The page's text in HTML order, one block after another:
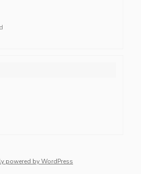
powered by WordPress